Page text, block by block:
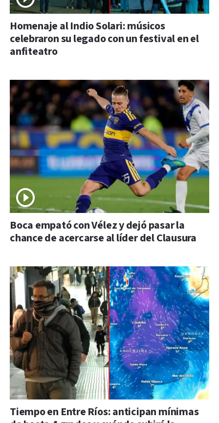
Homenaje al Indio Solari: músicos
celebraron su legado con un festival en el
anfiteatro
Boca empató con Vélez y dejó pasar la
chance de acercarse al líder del Clausura
Tiempo en Entre Ríos: anticipan mínimas